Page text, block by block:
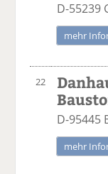
D-55239
mehr
22
D-95445
mehr